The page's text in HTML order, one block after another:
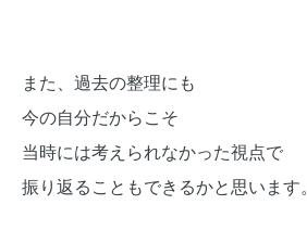
また、過去の整理にも
今の自分だからこそ
当時には考えられなかった視点で
振り返ることもできるかと思います。